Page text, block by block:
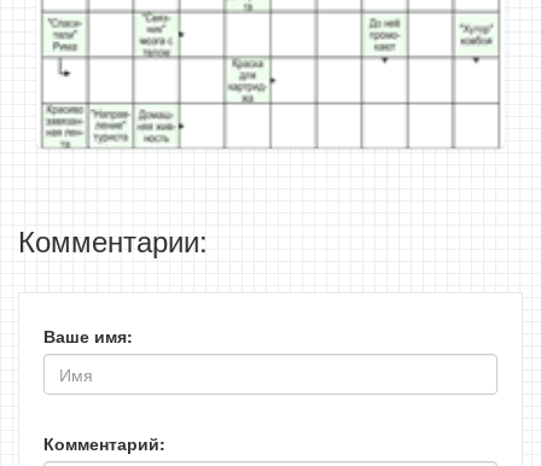
Комментарии:
Ваше имя:
Комментарий: